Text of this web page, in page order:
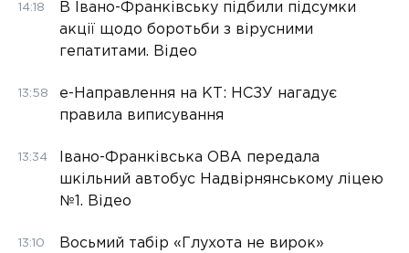
14:18
В Івано-Франківську підбили підсумки
акції щодо боротьби з вірусними
гепатитами. Відео
13:58
е-Направлення на КТ: НСЗУ нагадує
правила виписування
13:34
Івано-Франківська ОВА передала
шкільний автобус Надвірнянському ліцею
№1. Відео
13:10
Восьмий табір «Глухота не вирок»